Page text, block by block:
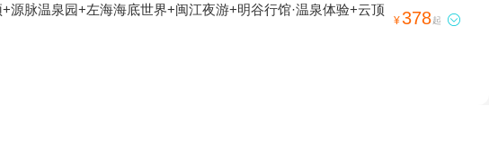
脉温泉园+左海海底世界+闽江夜游+明谷行馆·温泉体验+云顶
¥378起 